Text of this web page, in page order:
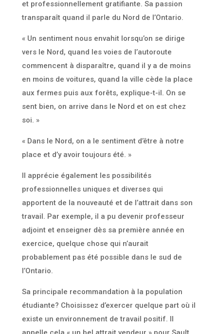
et professionnellement gratifiante. Sa passion
transparaît quand il parle du Nord de l’Ontario.
« Un sentiment nous envahit lorsqu’on se dirige
vers le Nord, quand les voies de l’autoroute
commencent à disparaître, quand il y a de moins
en moins de voitures, quand la ville cède la place
aux fermes puis aux forêts, explique-t-il. On se
sent bien, on arrive dans le Nord et on est chez
soi. »
« Dans le Nord, on a le sentiment d’être à notre
place et d’y avoir toujours été. »
Il apprécie également les possibilités
professionnelles uniques et diverses qui
apportent de la nouveauté et de l’attrait dans son
travail. Par exemple, il a pu devenir professeur
adjoint et enseigner dès sa première année en
exercice, quelque chose qui n’aurait
probablement pas été possible dans le sud de
l’Ontario.
Sa principale recommandation à la population
étudiante? Choisissez d’exercer quelque part où il
existe un environnement de travail positif. Il